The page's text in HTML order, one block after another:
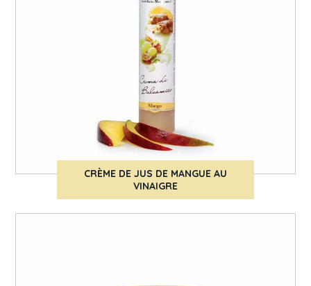
CRÈME DE JUS DE MANGUE AU
VINAIGRE